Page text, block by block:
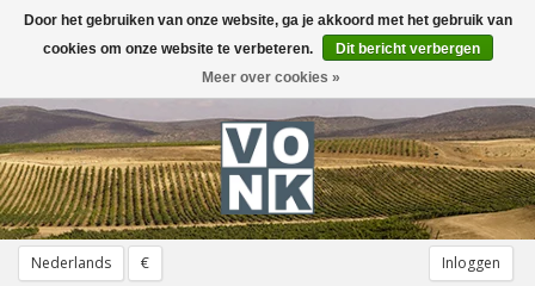
Nederlands € Inloggen
Toggle
navigation
Door het gebruiken van onze website, ga je akkoord met het gebruik van
cookies om onze website te verbeteren.
Dit bericht verbergen
Meer over cookies »